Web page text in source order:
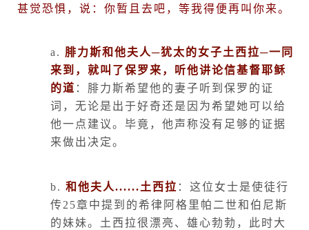
甚觉恐惧，说：你暂且去吧，等我得便再叫你来。
a. 腓力斯和他夫人─犹太的女子土西拉─一同
来到，就叫了保罗来，听他讲论信基督耶稣
的道 ：腓力斯希望他的妻子听到保罗的证
词，无论是出于好奇还是因为希望她可以给
他一点建议。毕竟，他声称没有足够的证据
来做出决定。
b. 和他夫人......土西拉 ：这位女士是使徒行
传25章中提到的希律阿格里帕二世和伯尼斯
的妹妹。土西拉很漂亮、雄心勃勃，此时大